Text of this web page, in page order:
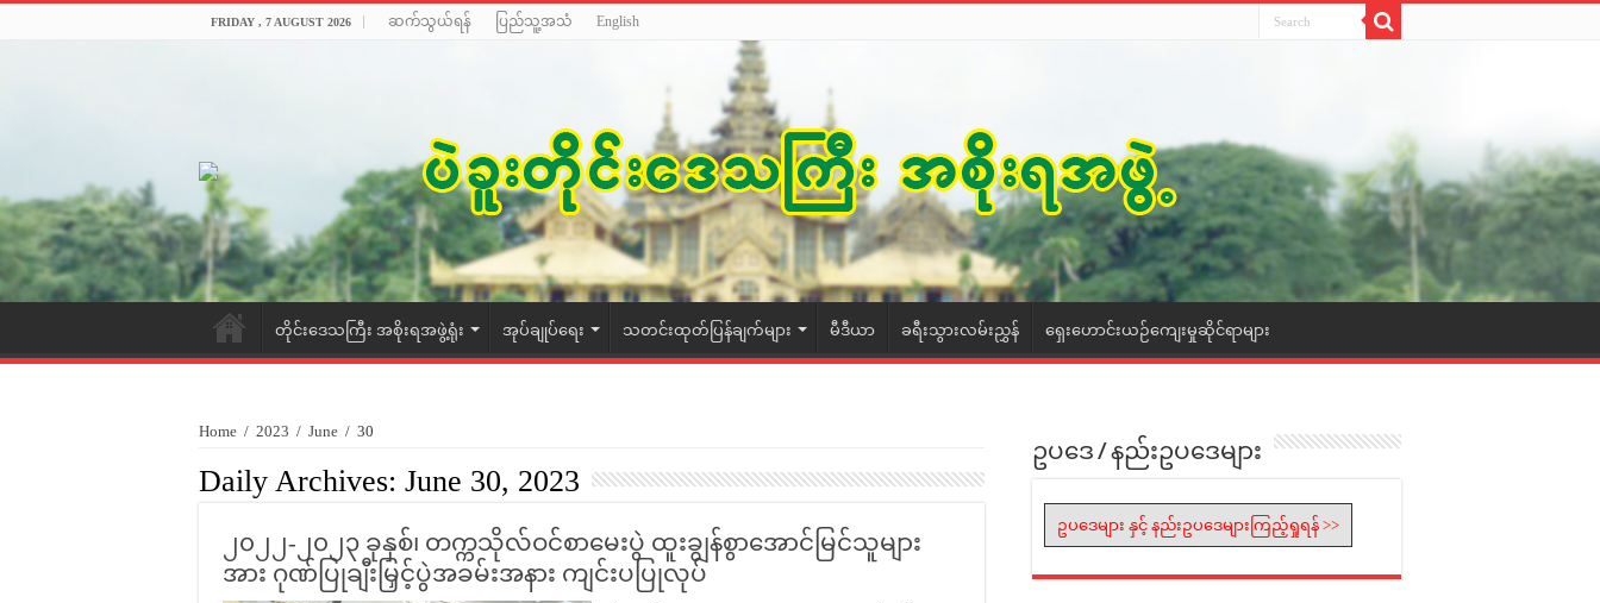
FRIDAY , 7 AUGUST 2026 ဆက်သွယ်ရန် ပြည်သူ့အသံ English
တိုင်းဒေသကြီး အစိုးရအဖွဲ့ရုံး အုပ်ချုပ်ရေး သတင်းထုတ်ပြန်ချက်များ မီဒီယာ ခရီးသွားလမ်းညွှန် ရှေးဟောင်းယဉ်ကျေးမှုဆိုင်ရာများ
Home / 2023 / June / 30
Daily Archives: June 30, 2023
၂၀၂၂-၂၀၂၃ ခုနှစ်၊ တက္ကသိုလ်ဝင်စာမေးပွဲ ထူးချွန်စွာအောင်မြင်သူများ
အား ဂုဏ်ပြုချီးမြှင့်ပွဲအခမ်းအနား ကျင်းပပြုလုပ်
ဥပဒေ / နည်းဥပဒေများ
ဥပဒေများ နှင့် နည်းဥပဒေများကြည့်ရှုရန် >>